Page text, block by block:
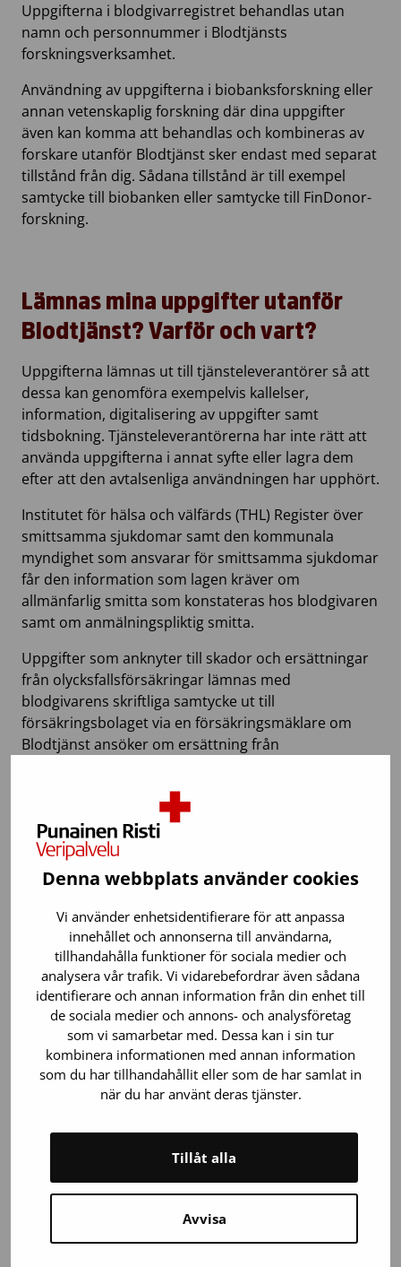
Denna webbplats använder cookies
Vi använder enhetsidentifierare för att anpassa
innehållet och annonserna till användarna,
tillhandahålla funktioner för sociala medier och
analysera vår trafik. Vi vidarebefordrar även sådana
identifierare och annan information från din enhet till
de sociala medier och annons- och analysföretag
som vi samarbetar med. Dessa kan i sin tur
kombinera informationen med annan information
som du har tillhandahållit eller som de har samlat in
när du har använt deras tjänster.
Avvisa
Tillåt alla
Uppgifterna i blodgivarregistret behandlas utan
namn och personnummer i Blodtjänsts
forskningsverksamhet.
Användning av uppgifterna i biobanksforskning eller
annan vetenskaplig forskning där dina uppgifter
även kan komma att behandlas och kombineras av
forskare utanför Blodtjänst sker endast med separat
tillstånd från dig. Sådana tillstånd är till exempel
samtycke till biobanken eller samtycke till FinDonor-
forskning.
Lämnas mina uppgifter utanför
Blodtjänst? Varför och vart?
Uppgifterna lämnas ut till tjänsteleverantörer så att
dessa kan genomföra exempelvis kallelser,
information, digitalisering av uppgifter samt
tidsbokning. Tjänsteleverantörerna har inte rätt att
använda uppgifterna i annat syfte eller lagra dem
efter att den avtalsenliga användningen har upphört.
Institutet för hälsa och välfärds (THL) Register över
smittsamma sjukdomar samt den kommunala
myndighet som ansvarar för smittsamma sjukdomar
får den information som lagen kräver om
allmänfarlig smitta som konstateras hos blodgivaren
samt om anmälningspliktig smitta.
Uppgifter som anknyter till skador och ersättningar
från olycksfallsförsäkringar lämnas med
blodgivarens skriftliga samtycke ut till
försäkringsbolaget via en försäkringsmäklare om
Blodtjänst ansöker om ersättning från
Uppgifter om personer som har gett ett separat
samtycke till forskning eller biobank kan även lämnas
ut för forskningsändamål utanför Blodtjänst.
Hamnar mina uppgifter utanför
EU?
Nej.
Hur skyddas mina uppgifter?
med användarkoder för dem som behöver
registeruppgifterna i sitt arbete. Registerfönster
begränsas genom användarrättigheter. Användning
av uppgifter begränsas genom avtal med